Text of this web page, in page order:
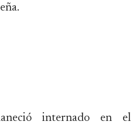
internado en el